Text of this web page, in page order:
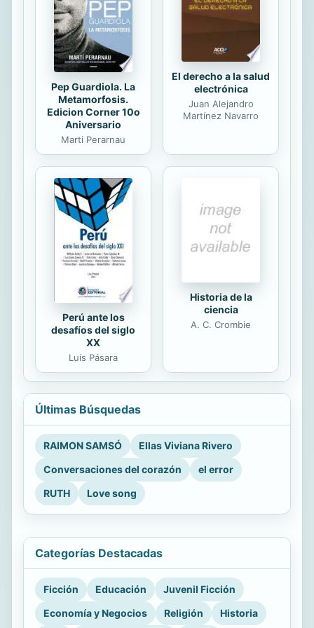
pierdan para siempre se le hace
insoportable. Y es entonces cuando
Pep Guardiola. La
Metamorfosis.
Edicion Corner 10o
Aniversario
Marti Perarnau
El derecho a la salud
electrónica
Juan Alejandro
Martínez Navarro
Perú ante los
desafíos del siglo
XX
Luis Pásara
Historia de la
ciencia
A. C. Crombie
Últimas Búsquedas
RAIMON SAMSÓ
Ellas Viviana Rivero
Conversaciones del corazón
el error
RUTH
Love song
Categorías Destacadas
Ficción Educación
Juvenil Ficción
Economía y Negocios
Religión Historia